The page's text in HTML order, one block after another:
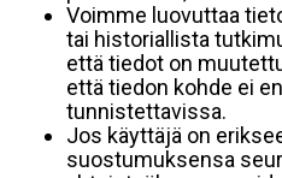
Voimme luovuttaa
tai historiallista
että tiedot on
että tiedon kohde ei
tunnistettavissa.
Jos käyttäjä on
suostumuksensa